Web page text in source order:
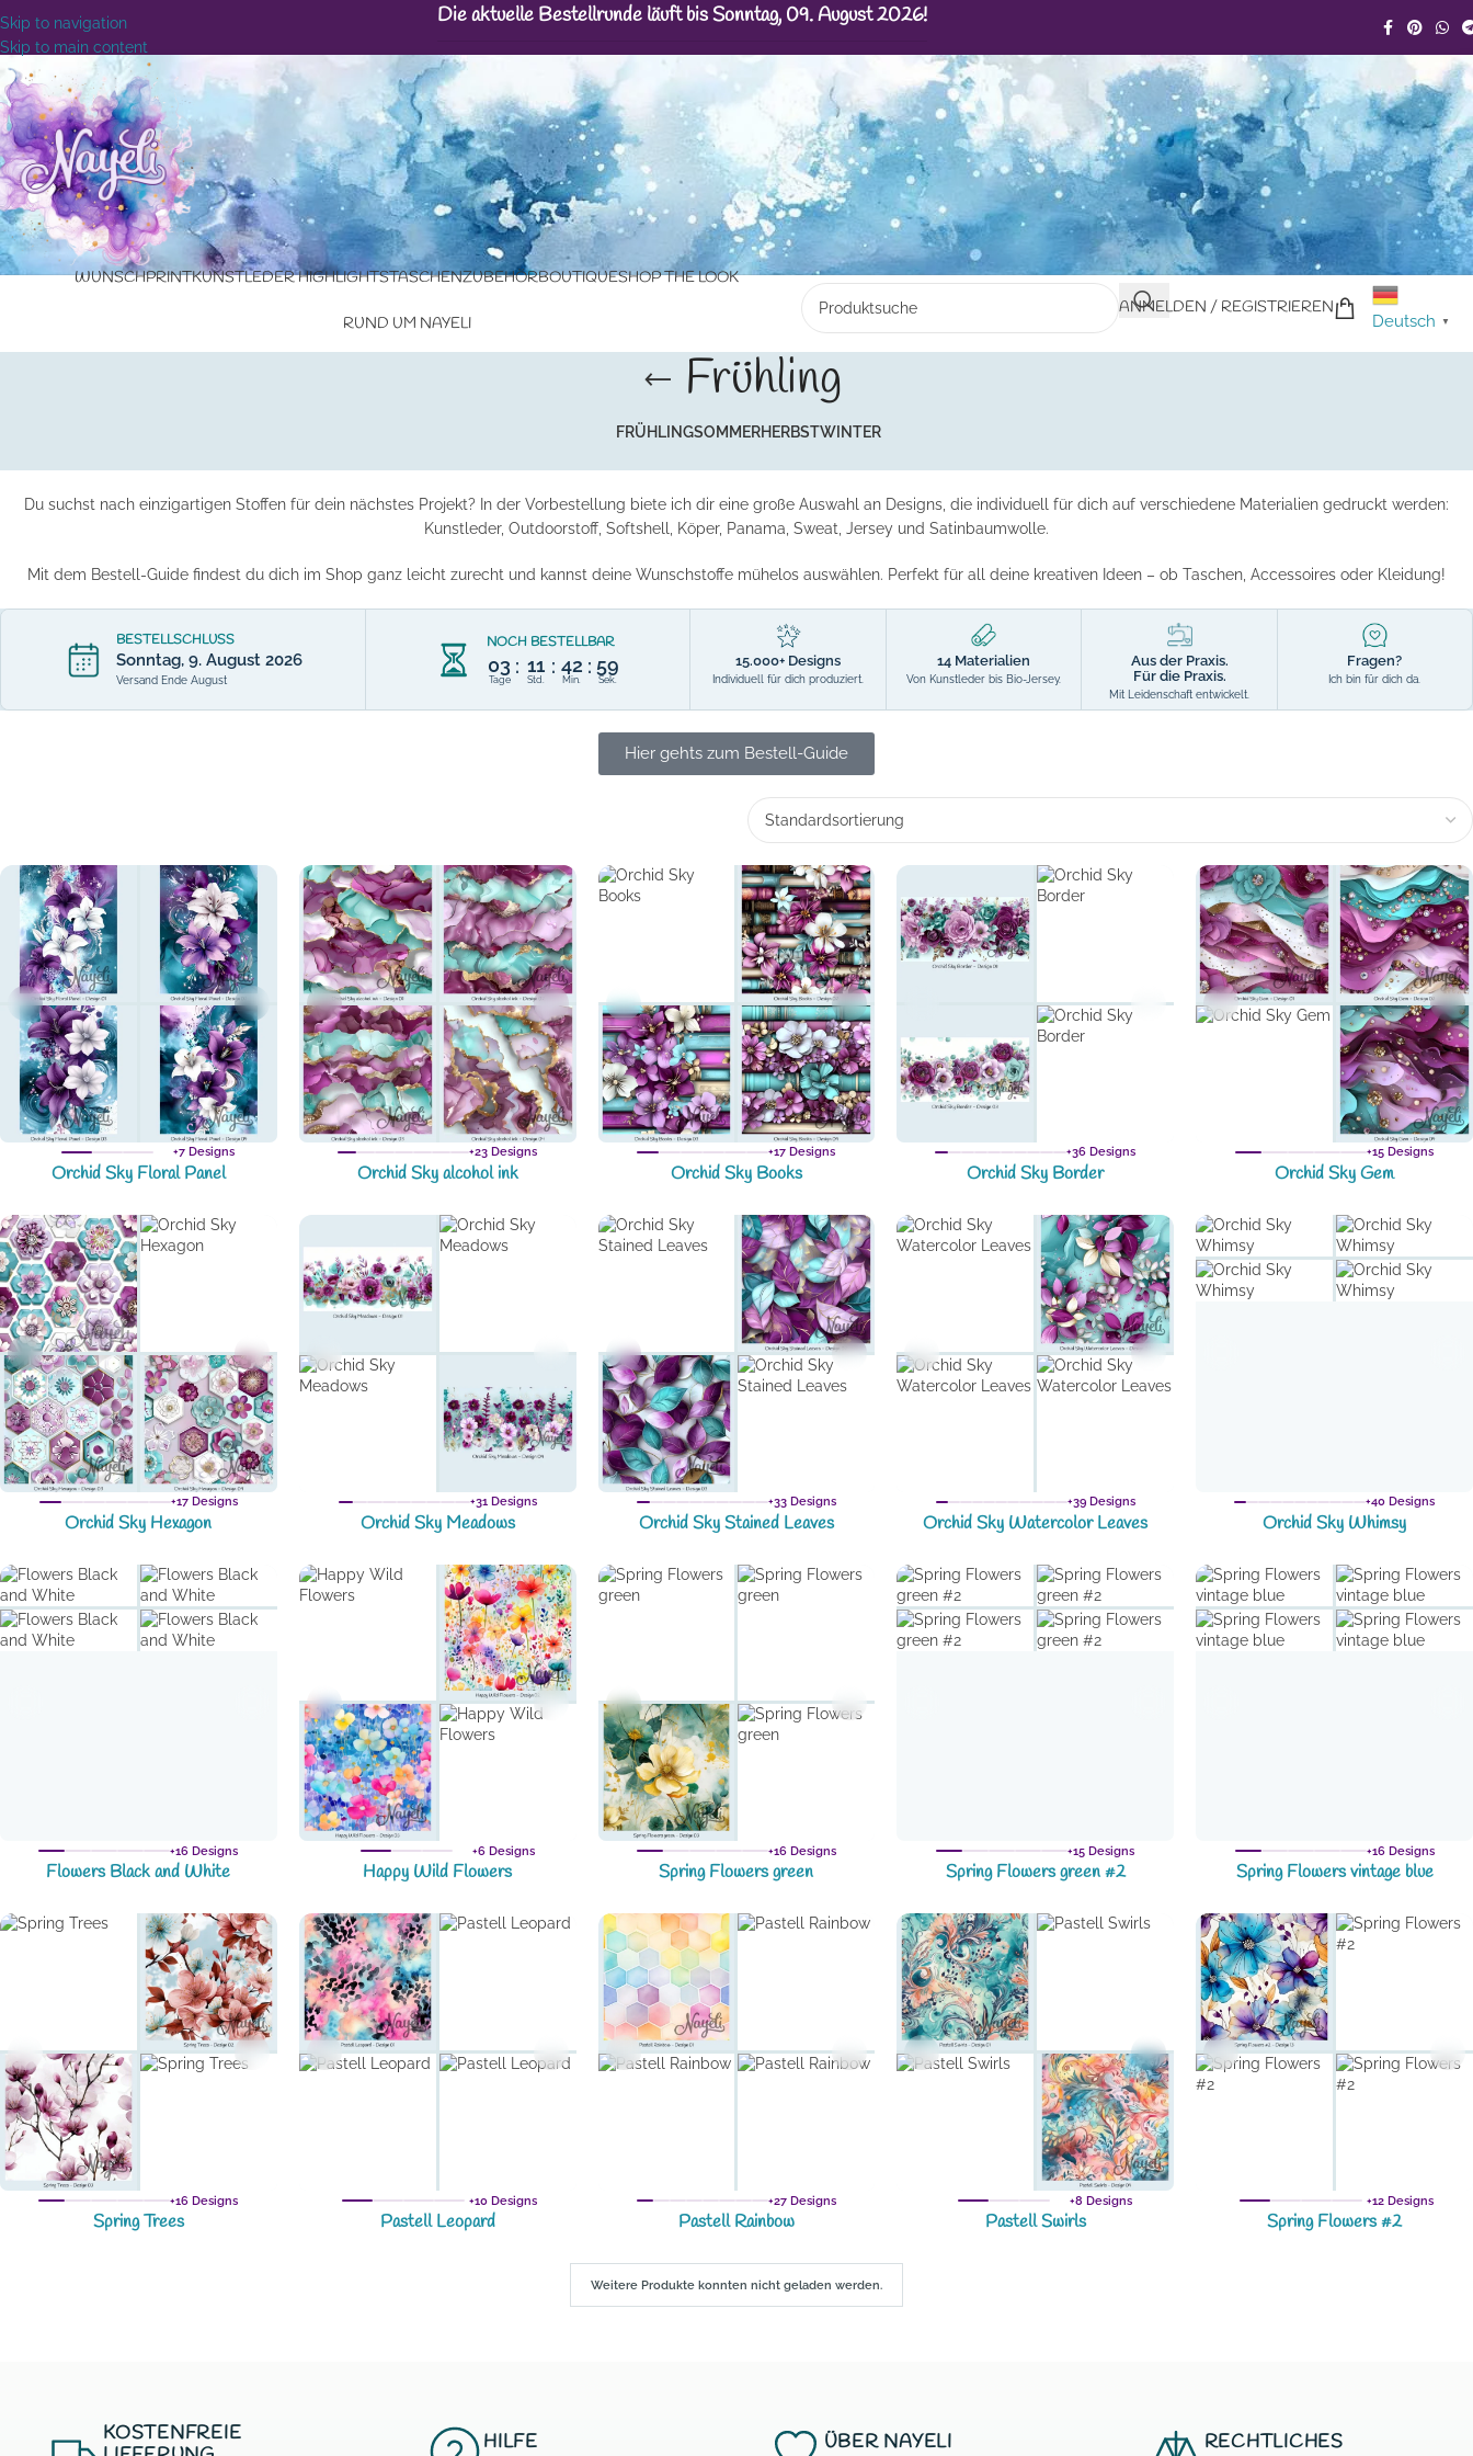
Skip to navigation
Skip to main content
Die aktuelle Bestellrunde läuft bis Sonntag, 09. August 2026!
WUNSCHPRINTKUNSTLEDER HIGHLIGHTSTASCHENZUBEHÖRBOUTIQUESHOP THE LOOK
RUND UM NAYELI
ANMELDEN / REGISTRIEREN
Deutsch ▼
Frühling
FRÜHLINGSOMMERHERBSTWINTER
Du suchst nach einzigartigen Stoffen für dein nächstes Projekt? In der Vorbestellung biete ich dir eine große Auswahl an Designs, die individuell für dich auf verschiedene Materialien gedruckt werden:
Kunstleder, Outdoorstoff, Softshell, Köper, Panama, Sweat, Jersey und Satinbaumwolle.
Mit dem Bestell-Guide findest du dich im Shop ganz leicht zurecht und kannst deine Wunschstoffe mühelos auswählen. Perfekt für all deine kreativen Ideen – ob Taschen, Accessoires oder Kleidung!
BESTELLSCHLUSS
Sonntag, 9. August 2026
Versand Ende August
NOCH BESTELLBAR
03
Tage
: 11
Std.
: 42
Min.
: 58
Sek.
15.000+ Designs
Individuell für dich produziert.
14 Materialien
Von Kunstleder bis Bio-Jersey.
Aus der Praxis.
Für die Praxis.
Mit Leidenschaft entwickelt.
Fragen?
Ich bin für dich da.
Hier gehts zum Bestell-Guide
+7 Designs
Orchid Sky Floral Panel
+23 Designs
Orchid Sky alcohol ink
+17 Designs
Orchid Sky Books
+36 Designs
Orchid Sky Border
+15 Designs
Orchid Sky Gem
+17 Designs
Orchid Sky Hexagon
+31 Designs
Orchid Sky Meadows
+33 Designs
Orchid Sky Stained Leaves
+39 Designs
Orchid Sky Watercolor Leaves
+40 Designs
Orchid Sky Whimsy
+16 Designs
Flowers Black and White
+6 Designs
Happy Wild Flowers
+16 Designs
Spring Flowers green
+15 Designs
Spring Flowers green #2
+16 Designs
Spring Flowers vintage blue
+16 Designs
Spring Trees
+10 Designs
Pastell Leopard
+27 Designs
Pastell Rainbow
+8 Designs
Pastell Swirls
+12 Designs
Spring Flowers #2
Weitere Produkte konnten nicht geladen werden.
KOSTENFREIE
HILFE ÜBER NAYELI RECHTLICHES